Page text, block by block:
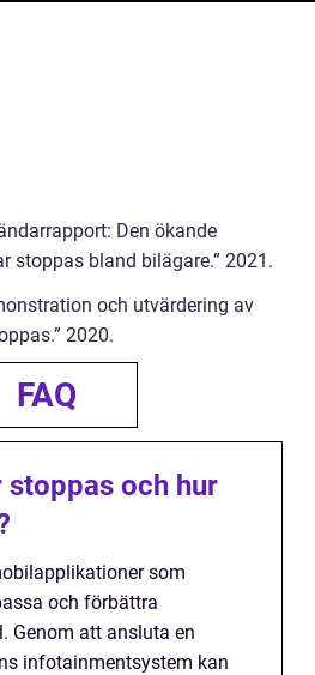
Den ökande
stoppas bland bilägare.” 2021.
och utvärdering av
2020.
FAQ
stoppas och hur
som
och förbättra
Genom att ansluta en
infotainmentsystem kan